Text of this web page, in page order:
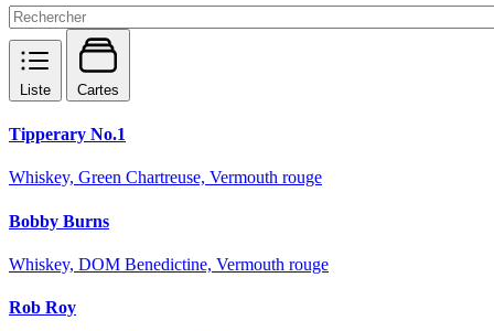
Liste Cartes
Tipperary No.1
Whiskey, Green Chartreuse, Vermouth rouge
Bobby Burns
Whiskey, DOM Benedictine, Vermouth rouge
Rob Roy